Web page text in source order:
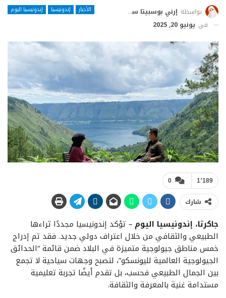
الأخبار إندونيسيا إندونيسيا اليوم بواسطة إرني بوسبيتا ساري
في يونيو 20, 2025
0 1٬189
شارك
جاكرتا، إندونيسيا اليوم – تؤكد إندونيسيا مجددًا ثراءها
الطبيعي والثقافي من خلال اعتراف دولي جديد. فقد تم إدراج
خمس مناطق جيولوجية متميزة في البلاد ضمن قائمة “الحدائق
الجيولوجية العالمية لليونسكو”، لتصبح وجهات سياحية لا تجمع
بين الجمال الطبيعي فحسب، بل تقدم أيضًا تجربة تعليمية
مستدامة غنية بالمعرفة والثقافة.